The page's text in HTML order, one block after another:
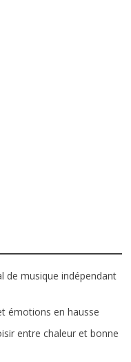
de musique indépendant
émotions en hausse
entre chaleur et bonne